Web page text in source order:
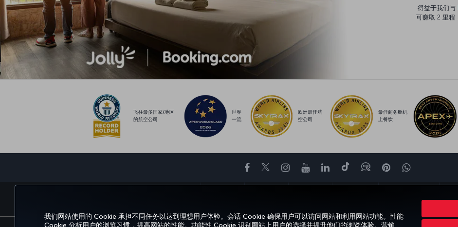
我们网站使用的 Cookie 承担不同任务以达到理想用户体验。会话 Cookie 确保用户可以访问网站和利用网站功能。性能
Cookie 分析用户的浏览习惯，提高网站的性能。功能性 Cookie 识别网站上用户的选择并提升他们的浏览体验。营销
得益于我们与
可赚取 2 里程
飞往最多国家/地区
的航空公司
世界
一流
欧洲最佳航
空公司
最佳商务舱机
上餐饮
Facebook
TwitterInstagram
YouTube
领英抖音博客PinterestWhatsapp
CORPORATE CLUB